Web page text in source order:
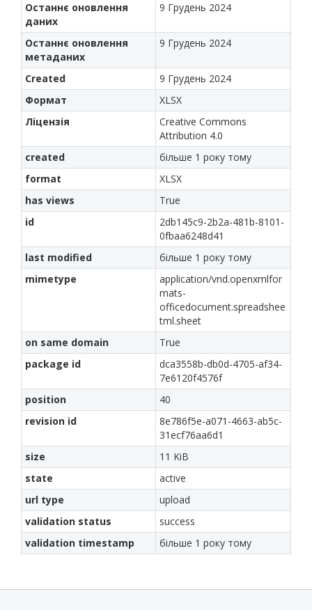
Останнє оновлення
даних
9 Грудень 2024
Останнє оновлення
метаданих
9 Грудень 2024
Created
9 Грудень 2024
Формат
XLSX
Ліцензія
Creative Commons
Attribution 4.0
created
більше 1 року тому
format
XLSX
has views
True
id
2db145c9-2b2a-481b-8101-
0fbaa6248d41
last modified
більше 1 року тому
mimetype
application/vnd.openxmlfor
mats-
officedocument.spreadshee
tml.sheet
on same domain
True
package id
dca3558b-db0d-4705-af34-
7e6120f4576f
position
40
revision id
8e786f5e-a071-4663-ab5c-
31ecf76aa6d1
size
11 KiB
state
active
url type
upload
validation status
success
validation timestamp
більше 1 року тому